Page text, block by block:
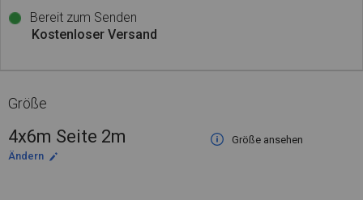
Bereit zum Senden
Kostenloser Versand
Größe
4x6m Seite 2m
Größe ansehen
Ändern